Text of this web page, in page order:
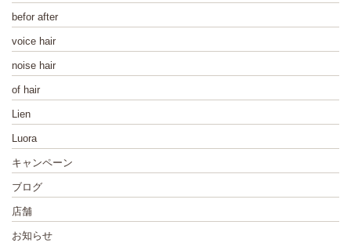
befor after
voice hair
noise hair
of hair
Lien
Luora
キャンペーン
ブログ
店舗
お知らせ